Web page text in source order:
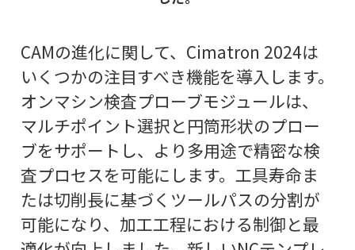
CAMの進化に関して、Cimatron 2024は
いくつかの注目すべき機能を導入します。
オンマシン検査プローブモジュールは、
マルチポイント選択と円筒形状のプロー
ブをサポートし、より多用途で精密な検
査プロセスを可能にします。工具寿命ま
たは切削長に基づくツールパスの分割が
可能になり、加工工程における制御と最